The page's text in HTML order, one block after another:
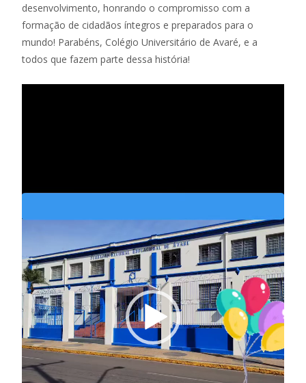
desenvolvimento, honrando o compromisso com a
formação de cidadãos íntegros e preparados para o
mundo! Parabéns, Colégio Universitário de Avaré, e a
todos que fazem parte dessa história!